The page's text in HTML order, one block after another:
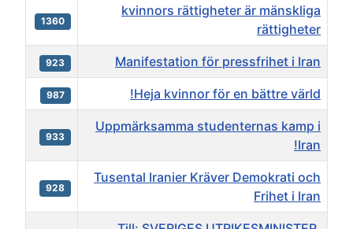
kvinnors rättigheter är mänskliga
rättigheter
1360
Manifestation för pressfrihet i Iran
923
Heja kvinnor för en bättre värld!
987
Uppmärksamma studenternas kamp i
Iran!
933
Tusental Iranier Kräver Demokrati och
Frihet i Iran
928